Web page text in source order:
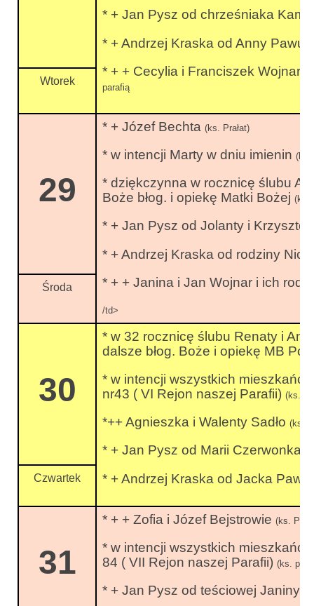
* + Jan Pysz od chrześniaka
* + Andrzej Kraska od Anny
* + + Cecylia i Franciszek Wojnar
parafią
Wtorek
29
* + Józef Bechta (ks. Prałat)
* w intencji Marty w dniu imienin (ks.
* dziękczynna w rocznicę ślubu
Boże błog. i opiekę Matki Bożej (ks.
* + Jan Pysz od Jolanty i
* + Andrzej Kraska od rodziny
* + + Janina i Jan Wojnar i ich
/td>
Środa
30
* w 32 rocznicę ślubu Renaty i
dalsze błog. Boże i opiekę MB
* w intencji wszystkich
nr43 ( VI Rejon naszej Parafii) (ks.
*++ Agnieszka i Walenty Sadło (ks.
* + Jan Pysz od Marii Czerwonka
* + Andrzej Kraska od Jacka
Czwartek
31
* + + Zofia i Józef Bejstrowie (ks.
* w intencji wszystkich
84 ( VII Rejon naszej Parafii) (ks.
* + Jan Pysz od teściowej Janiny